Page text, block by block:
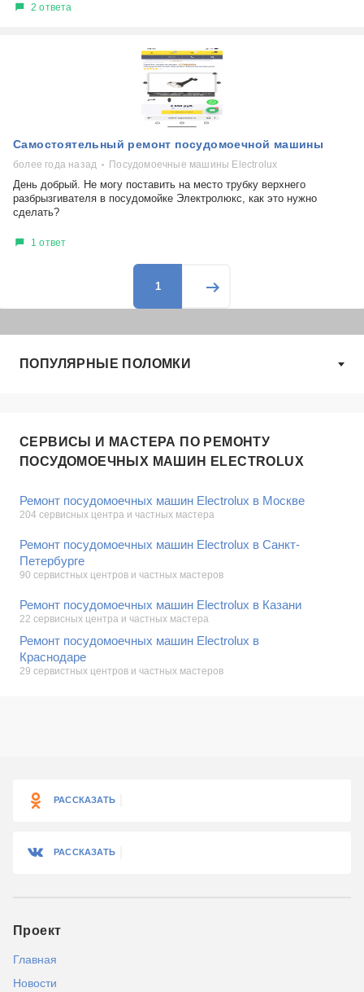
2 ответа
Самостоятельный ремонт посудомоечной машины
более года назад Посудомоечные машины Electrolux
День добрый. Не могу поставить на место трубку верхнего
разбрызгивателя в посудомойке Электролюкс, как это нужно
сделать?
1 ответ
1
ПОПУЛЯРНЫЕ ПОЛОМКИ
СЕРВИСЫ И МАСТЕРА ПО РЕМОНТУ
ПОСУДОМОЕЧНЫХ МАШИН ELECTROLUX
Ремонт посудомоечных машин Electrolux в Москве
204 сервисных центра и частных мастера
Ремонт посудомоечных машин Electrolux в Санкт-
Петербурге
90 сервистных центров и частных мастеров
Ремонт посудомоечных машин Electrolux в Казани
22 сервисных центра и частных мастера
Ремонт посудомоечных машин Electrolux в
Краснодаре
29 сервистных центров и частных мастеров
РАССКАЗАТЬ
РАССКАЗАТЬ
Проект
Главная
Новости